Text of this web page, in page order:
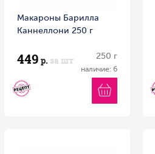
Макароны Барилла
Каннеллони 250 г
449 р. за шт 250 г
наличие: 6